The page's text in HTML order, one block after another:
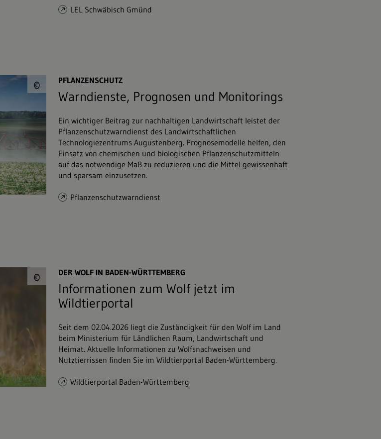
LEL Schwäbisch Gmünd
© © Oleksandr&#047;stock.adobe.com
PFLANZENSCHUTZ
Warndienste, Prognosen und Monitorings
Ein wichtiger Beitrag zur nachhaltigen Landwirtschaft leistet der
Pflanzenschutzwarndienst des Landwirtschaftlichen
Technologiezentrums Augustenberg. Prognosemodelle helfen, den
Einsatz von chemischen und biologischen Pflanzenschutzmitteln
auf das notwendige Maß zu reduzieren und die Mittel gewissenhaft
und sparsam einzusetzen.
Pflanzenschutzwarndienst
© © Piotr Krzeslak&#047;stock.adobe.com
DER WOLF IN BADEN-WÜRTTEMBERG
Informationen zum Wolf jetzt im
Wildtierportal
Seit dem 02.04.2026 liegt die Zuständigkeit für den Wolf im Land
beim Ministerium für Ländlichen Raum, Landwirtschaft und
Heimat. Aktuelle Informationen zu Wolfsnachweisen und
Nutztierrissen finden Sie im Wildtierportal Baden-Württemberg.
Wildtierportal Baden-Württemberg